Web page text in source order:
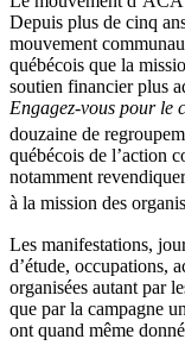
Depuis plus de cinq
mouvement
québécois que la
soutien financier plus
Engagez-vous pour le
douzaine de
québécois de l’action
notamment
à la mission des
Les manifestations,
d’étude, occupations,
organisées autant par
que par la campagne
ont quand même